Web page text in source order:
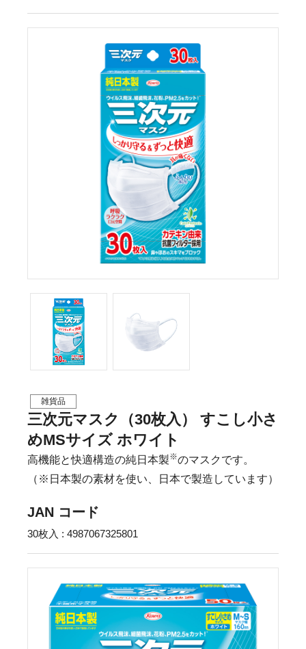
雑貨品
三次元マスク（30枚入） すこし小さ
めMSサイズ ホワイト
高機能と快適構造の純日本製※のマスクです。
（※日本製の素材を使い、日本で製造しています）
JAN コード
30枚入 : 4987067325801